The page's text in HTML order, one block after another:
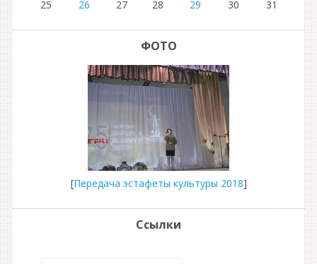
25
26 27 28 29 30 31
ФОТО
[Передача эстафеты культуры 2018]
Ссылки